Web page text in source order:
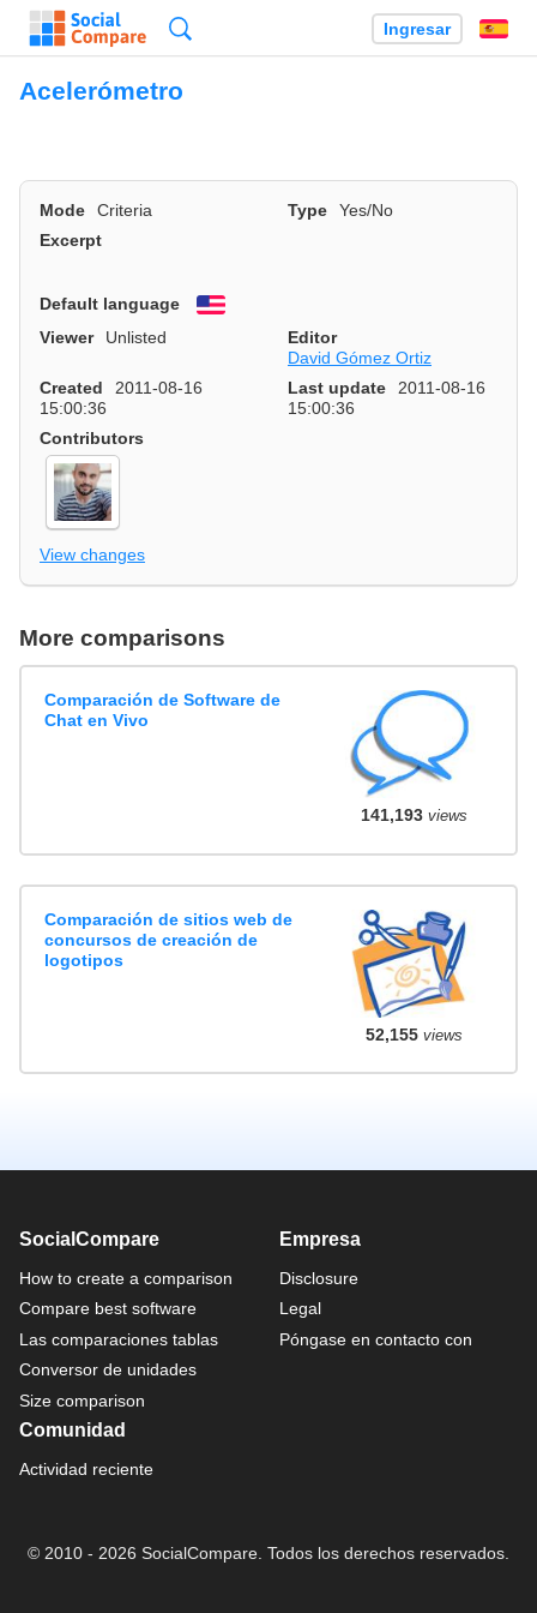
Ingresar
Acelerómetro
Mode Criteria Type
Yes/No
Excerpt
Default language
English
Viewer
Unlisted
Editor
David Gómez Ortiz
Created
2011-08-16
15:00:36
Last update
2011-08-16
15:00:36
Contributors
View changes
More comparisons
Comparación de Software de
Chat en Vivo
141,193views
Comparación de sitios web de
concursos de creación de
logotipos
52,155views
SocialCompare
How to create a comparison
Compare best software
Las comparaciones tablas
Conversor de unidades
Size comparison
Empresa
Disclosure
Legal
Póngase en contacto con
Comunidad
Actividad reciente
© 2010 - 2026 SocialCompare. Todos los derechos reservados.